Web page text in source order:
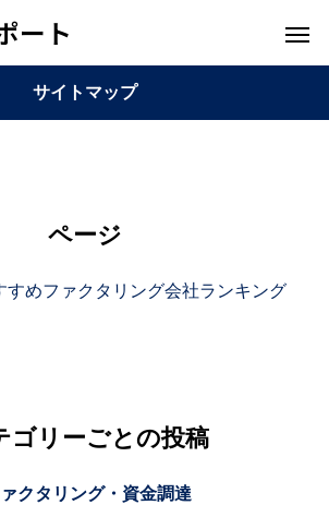
ート
サイトマップ
ページ
すめファクタリング会社ランキング
ゴリーごとの投稿
クタリング・資金調達